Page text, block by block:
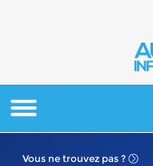
Vous ne trouvez pas ?